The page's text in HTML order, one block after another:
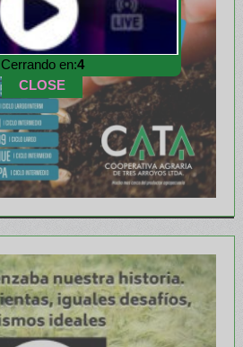
Cerrando en:2
CLOSE